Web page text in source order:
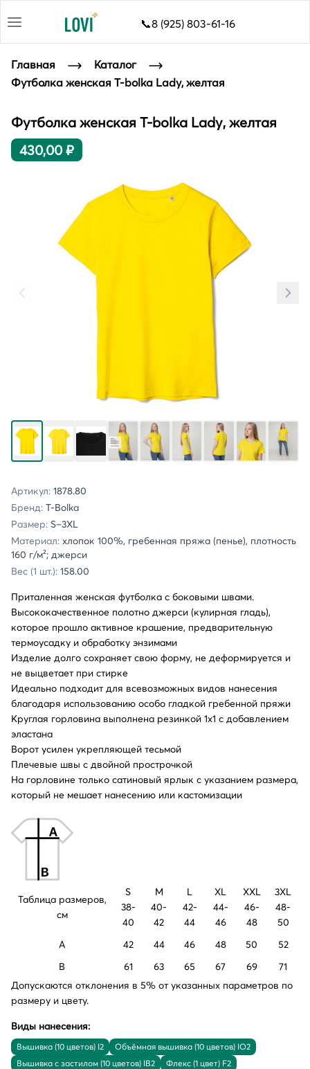
📞8 (925) 803-61-16
Главная
Каталог
Футболка женская T-bolka Lady, желтая
Футболка женская T-bolka Lady, желтая
430,00 ₽
Артикул: 1878.80
Бренд: T-Bolka
Размер: S–3XL
Материал: хлопок 100%, гребенная пряжа (пенье), плотность
160 г/м²; джерси
Вес (1 шт.): 158.00
Приталенная женская футболка с боковыми швами.
Высококачественное полотно джерси (кулирная гладь),
которое прошло активное крашение, предварительную
термоусадку и обработку энзимами
Изделие долго сохраняет свою форму, не деформируется и
не выцветает при стирке
Идеально подходит для всевозможных видов нанесения
благодаря использованию особо гладкой гребенной пряжи
Круглая горловина выполнена резинкой 1x1 с добавлением
эластана
Ворот усилен укрепляющей тесьмой
Плечевые швы с двойной прострочкой
На горловине только сатиновый ярлык с указанием размера,
который не мешает нанесению или кастомизации
Таблица размеров,
см
S
38-
40
M
40-
42
L
42-
44
XL
44-
46
XXL
46-
48
3XL
48-
50
A
42 44 46 48 50
52
B
61 63 65 67 69
71
Допускаются отклонения в 5% от указанных параметров по
размеру и цвету.
Виды нанесения:
Вышивка (10 цветов) I2
Объёмная вышивка (10 цветов) IO2
Вышивка с застилом (10 цветов) IB2
Флекс (1 цвет) F2